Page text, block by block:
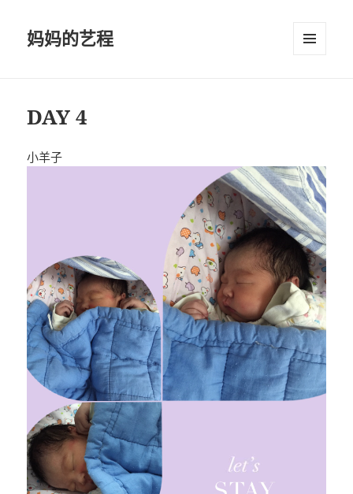
妈妈的艺程
DAY 4
小羊子